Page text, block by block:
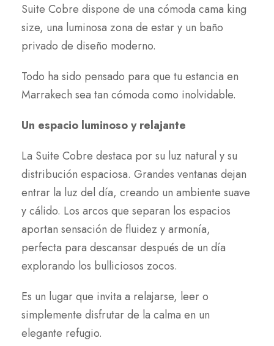
Suite Cobre dispone de una cómoda cama king
size, una luminosa zona de estar y un baño
privado de diseño moderno.
Todo ha sido pensado para que tu estancia en
Marrakech sea tan cómoda como inolvidable.
Un espacio luminoso y relajante
La Suite Cobre destaca por su luz natural y su
distribución espaciosa. Grandes ventanas dejan
entrar la luz del día, creando un ambiente suave
y cálido. Los arcos que separan los espacios
aportan sensación de fluidez y armonía,
perfecta para descansar después de un día
explorando los bulliciosos zocos.
Es un lugar que invita a relajarse, leer o
simplemente disfrutar de la calma en un
elegante refugio.